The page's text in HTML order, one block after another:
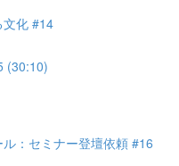
文化 #14
(30:10)
：セミナー登壇依頼 #16